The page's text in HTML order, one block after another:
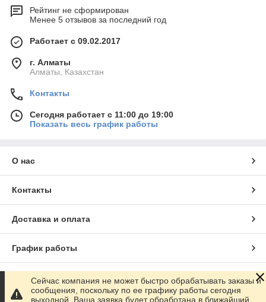
Рейтинг не сформирован
Менее 5 отзывов за последний год
Работает с 09.02.2017
г. Алматы
Алматы, Казахстан
Контакты
Сегодня работает с 11:00 до 19:00
Показать весь график работы
О нас
Контакты
Доставка и оплата
График работы
Полная версия сайта
Сейчас компания не может быстро обрабатывать заказы и
сообщения, поскольку по ее графику работы сегодня
выходной. Ваша заявка будет обработана в ближайший